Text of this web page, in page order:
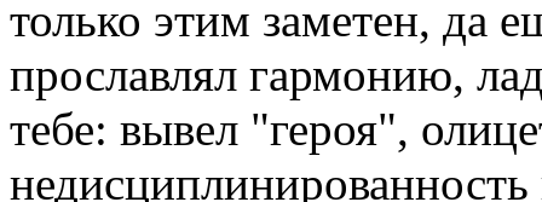
только этим заметен, да
прославлял гармонию,
тебе: вывел "героя",